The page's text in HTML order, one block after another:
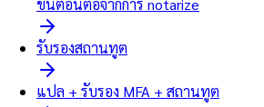
ขั้นตอนต่อจากการ notarize
รับรองสถานทูต
แปล + รับรอง MFA + สถานทูต